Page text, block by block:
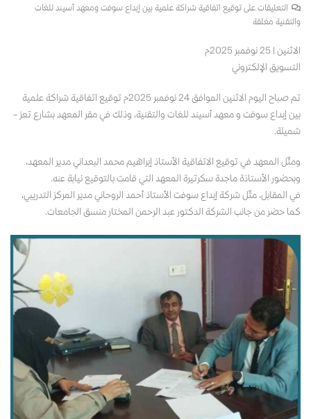
التعليقات على توقيع اتفاقية شراكة علمية بين إبداع سوفت ومعهد أسيند للغات
والتقنية مغلقة
الاثنين | 25 نوفمبر 2025م
التسويق الإلكتروني
تم صباح اليوم الاثنين الموافق 24 نوفمبر 2025م توقيع اتفاقية شراكة علمية
بين إبداع سوفت و معهد أسيند للغات والتقنية، وذلك في مقر المعهد بشارع تعز –
شميلة.
ومثّل المعهد في توقيع الاتفاقية الأستاذ إبراهيم محمد البعداني مدير المعهد،
وبحضور الأستاذة ماجدة سكرتيرة المعهد التي قامت بالتوقيع نيابة عنه.
في المقابل، مثّل شركة إبداع سوفت الأستاذ أحمد الروحاني مدير المركز التدريبي،
كما حضر من جانب الشركة الدكتور عبد الرحمن المختار منسق الجامعات.